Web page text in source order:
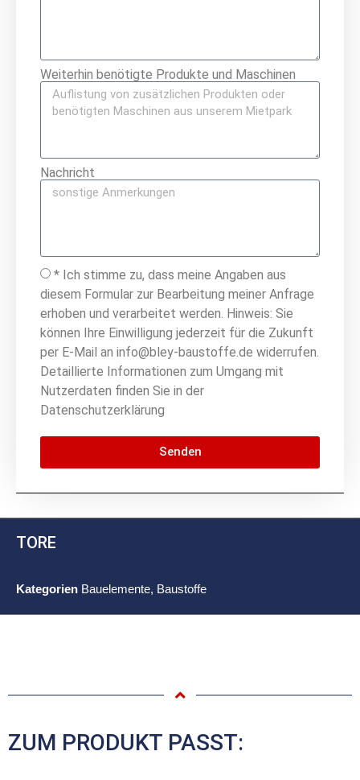
Weiterhin benötigte Produkte und Maschinen
Nachricht
* Ich stimme zu, dass meine Angaben aus
diesem Formular zur Bearbeitung meiner Anfrage
erhoben und verarbeitet werden. Hinweis: Sie
können Ihre Einwilligung jederzeit für die Zukunft
per E-Mail an info@bley-baustoffe.de widerrufen.
Detaillierte Informationen zum Umgang mit
Nutzerdaten finden Sie in der
Datenschutzerklärung
Senden
TORE
Kategorien Bauelemente, Baustoffe
ZUM PRODUKT PASST: